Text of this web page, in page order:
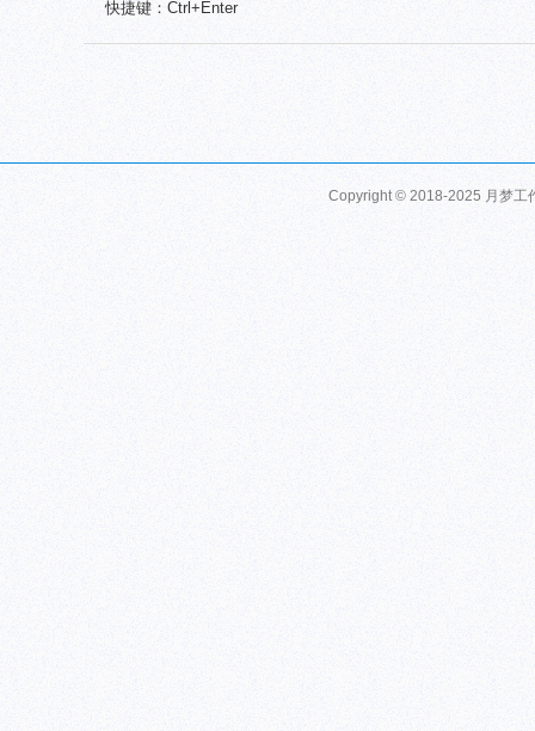
快捷键：Ctrl+Enter
Copyright © 2018-2025 月梦工